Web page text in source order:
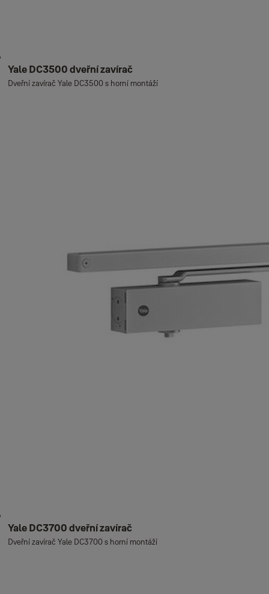
Yale DC3500 dveřní zavírač
Dveřní zavírač Yale DC3500 s horní montáží
Yale DC3700 dveřní zavírač
Dveřní zavírač Yale DC3700 s horní montáží